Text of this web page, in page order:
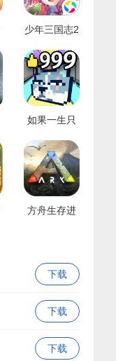
少年三国志2
如果一生只
有三十岁
方舟生存进
下载
下载
下载